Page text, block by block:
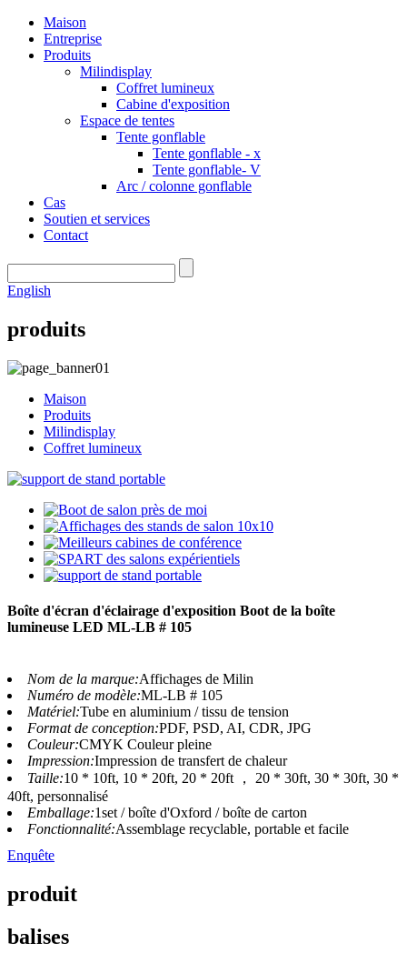
Maison
Entreprise
Produits
Milindisplay
Coffret lumineux
Cabine d'exposition
Espace de tentes
Tente gonflable
Tente gonflable - x
Tente gonflable- V
Arc / colonne gonflable
Cas
Soutien et services
Contact
English
produits
Maison
Produits
Milindisplay
Coffret lumineux
Boîte d'écran d'éclairage d'exposition Boot de la boîte
lumineuse LED ML-LB # 105
Nom de la marque:Affichages de Milin
Numéro de modèle:ML-LB # 105
Matériel:Tube en aluminium / tissu de tension
Format de conception:PDF, PSD, AI, CDR, JPG
Couleur:CMYK Couleur pleine
Impression:Impression de transfert de chaleur
Taille:10 * 10ft, 10 * 20ft, 20 * 20ft ， 20 * 30ft, 30 * 30ft, 30 *
40ft, personnalisé
Emballage:1set / boîte d'Oxford / boîte de carton
Fonctionnalité:Assemblage recyclable, portable et facile
Enquête
produit
balises